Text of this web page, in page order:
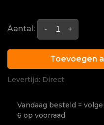
Aantal: +
-
Toevoegen
Levertijd: Direct
Vandaag besteld =
6 op voorraad